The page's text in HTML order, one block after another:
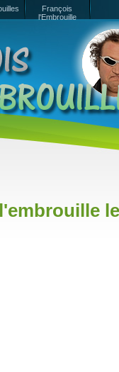
François
l'Embrouille